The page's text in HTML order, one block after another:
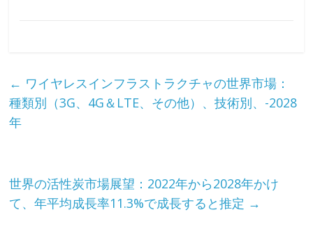
← ワイヤレスインフラストラクチャの世界市場：
種類別（3G、4G＆LTE、その他）、技術別、-2028
年
世界の活性炭市場展望：2022年から2028年かけ
て、年平均成長率11.3%で成長すると推定 →